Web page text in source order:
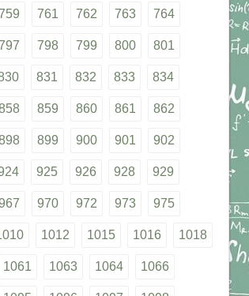
761 762 763 764
798 799 800 801
831 832 833 834
859 860 861 862
899 900 901 902
925 926 928 929
970 972 973 975
1012 1015 1016 1018
1061 1063 1064 1066